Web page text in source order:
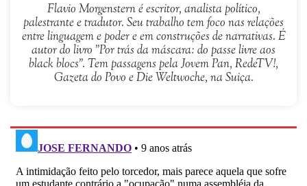
Flavio Morgenstern é escritor, analista político,
palestrante e tradutor. Seu trabalho tem foco nas relações
entre linguagem e poder e em construções de narrativas. É
autor do livro "Por trás da máscara: do passe livre aos
black blocs". Tem passagens pela Jovem Pan, RedeTV!,
Gazeta do Povo e Die Weltwoche, na Suiça.